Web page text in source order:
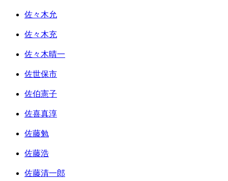
佐々木允
佐々木充
佐々木晴一
佐世保市
佐伯憲子
佐喜真淳
佐藤勉
佐藤浩
佐藤清一郎